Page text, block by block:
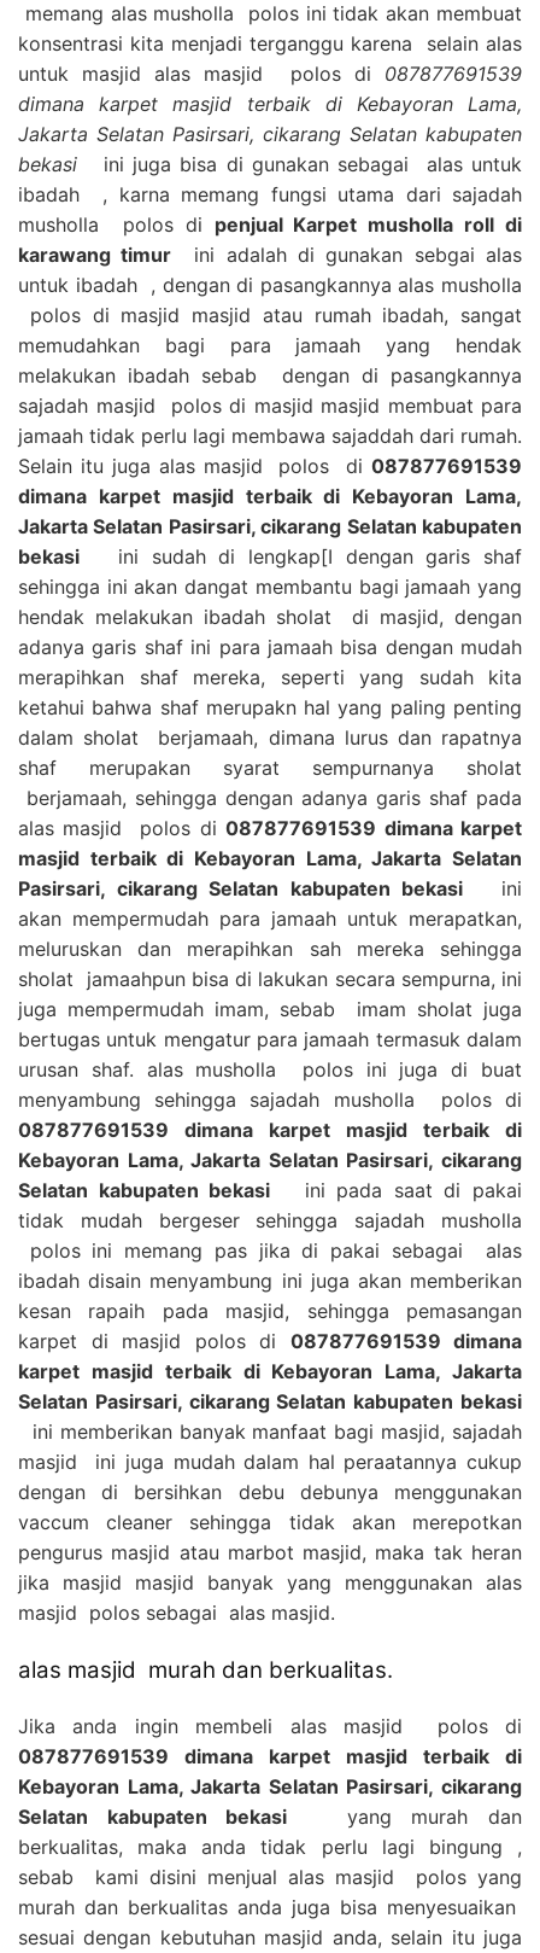
memang alas musholla polos ini tidak akan membuat
konsentrasi kita menjadi terganggu karena selain alas
untuk masjid alas masjid polos di 087877691539
dimana karpet masjid terbaik di Kebayoran Lama,
Jakarta Selatan Pasirsari, cikarang Selatan kabupaten
bekasi ini juga bisa di gunakan sebagai alas untuk
ibadah , karna memang fungsi utama dari sajadah
musholla polos di penjual Karpet musholla roll di
karawang timur ini adalah di gunakan sebgai alas
untuk ibadah , dengan di pasangkannya alas musholla
polos di masjid masjid atau rumah ibadah, sangat
memudahkan bagi para jamaah yang hendak
melakukan ibadah sebab dengan di pasangkannya
sajadah masjid polos di masjid masjid membuat para
jamaah tidak perlu lagi membawa sajaddah dari rumah.
Selain itu juga alas masjid polos di 087877691539
dimana karpet masjid terbaik di Kebayoran Lama,
Jakarta Selatan Pasirsari, cikarang Selatan kabupaten
bekasi ini sudah di lengkap[I dengan garis shaf
sehingga ini akan dangat membantu bagi jamaah yang
hendak melakukan ibadah sholat di masjid, dengan
adanya garis shaf ini para jamaah bisa dengan mudah
merapihkan shaf mereka, seperti yang sudah kita
ketahui bahwa shaf merupakn hal yang paling penting
dalam sholat berjamaah, dimana lurus dan rapatnya
shaf merupakan syarat sempurnanya sholat
berjamaah, sehingga dengan adanya garis shaf pada
alas masjid polos di087877691539 dimana karpet
masjid terbaik di Kebayoran Lama, Jakarta Selatan
Pasirsari, cikarang Selatan kabupaten bekasi ini
akan mempermudah para jamaah untuk merapatkan,
meluruskan dan merapihkan sah mereka sehingga
sholat jamaahpun bisa di lakukan secara sempurna, ini
juga mempermudah imam, sebab imam sholat juga
bertugas untuk mengatur para jamaah termasuk dalam
urusan shaf. alas musholla polos ini juga di buat
menyambung sehingga sajadah musholla polos di
087877691539 dimana karpet masjid terbaik di
Kebayoran Lama, Jakarta Selatan Pasirsari, cikarang
Selatan kabupaten bekasi ini pada saat di pakai
tidak mudah bergeser sehingga sajadah musholla
polos ini memang pas jika di pakai sebagai alas
ibadah disain menyambung ini juga akan memberikan
kesan rapaih pada masjid, sehingga pemasangan
karpet di masjid polos di 087877691539 dimana
karpet masjid terbaik di Kebayoran Lama, Jakarta
Selatan Pasirsari, cikarang Selatan kabupaten bekasi
ini memberikan banyak manfaat bagi masjid, sajadah
masjid ini juga mudah dalam hal peraatannya cukup
dengan di bersihkan debu debunya menggunakan
vaccum cleaner sehingga tidak akan merepotkan
pengurus masjid atau marbot masjid, maka tak heran
jika masjid masjid banyak yang menggunakan alas
masjid polos sebagai alas masjid.
alas masjid murah dan berkualitas.
Jika anda ingin membeli alas masjid polos di
087877691539 dimana karpet masjid terbaik di
Kebayoran Lama, Jakarta Selatan Pasirsari, cikarang
Selatan kabupaten bekasi yang murah dan
berkualitas, maka anda tidak perlu lagi bingung ,
sebab kami disini menjual alas masjid polos yang
murah dan berkualitas anda juga bisa menyesuaikan
sesuai dengan kebutuhan masjid anda, selain itu juga